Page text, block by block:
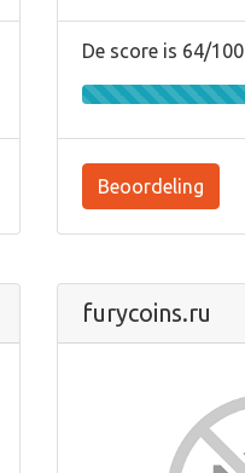
De score is 64/100
Beoordeling
furycoins.ru